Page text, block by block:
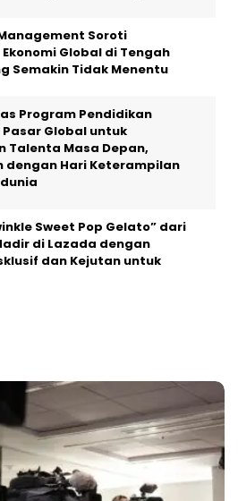
Soroti
Global di Tengah
Semakin Tidak Menentu
Program Pendidikan
Pasar Global untuk
Talenta Masa Depan,
dengan Hari Keterampilan
Sweet Pop Gelato” dari
di Lazada dengan
dan Kejutan untuk